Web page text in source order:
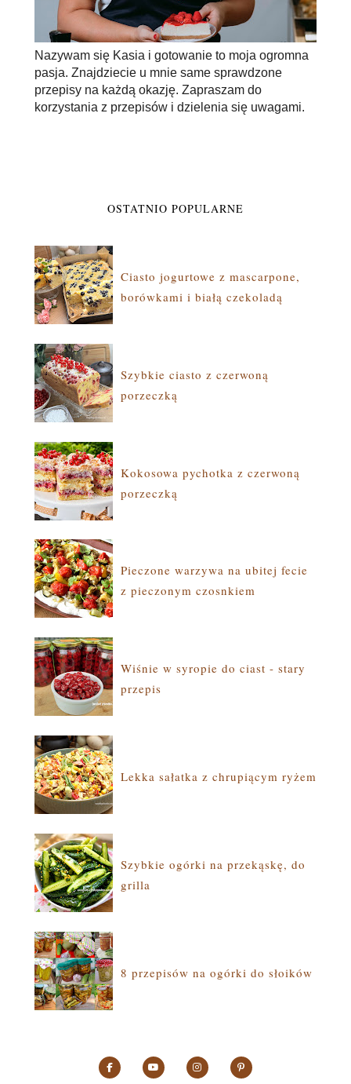
Nazywam się Kasia i gotowanie to moja ogromna
pasja. Znajdziecie u mnie same sprawdzone
przepisy na każdą okazję. Zapraszam do
korzystania z przepisów i dzielenia się uwagami.
OSTATNIO POPULARNE
Ciasto jogurtowe z mascarpone,
borówkami i białą czekoladą
Szybkie ciasto z czerwoną
porzeczką
Kokosowa pychotka z czerwoną
porzeczką
Pieczone warzywa na ubitej fecie
z pieczonym czosnkiem
Wiśnie w syropie do ciast - stary
przepis
Lekka sałatka z chrupiącym ryżem
Szybkie ogórki na przekąskę, do
grilla
8 przepisów na ogórki do słoików